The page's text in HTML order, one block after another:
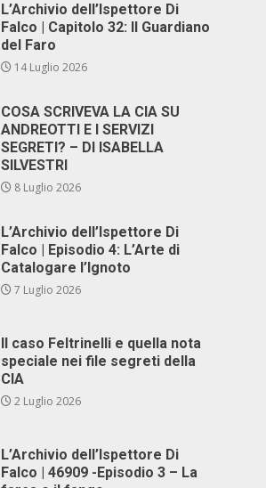
L’Archivio dell’Ispettore Di
Falco | Capitolo 32: Il Guardiano
del Faro
14 Luglio 2026
COSA SCRIVEVA LA CIA SU
ANDREOTTI E I SERVIZI
SEGRETI? – DI ISABELLA
SILVESTRI
8 Luglio 2026
L’Archivio dell’Ispettore Di
Falco | Episodio 4: L’Arte di
Catalogare l’Ignoto
7 Luglio 2026
Il caso Feltrinelli e quella nota
speciale nei file segreti della
CIA
2 Luglio 2026
L’Archivio dell’Ispettore Di
Falco | 46909 -Episodio 3 – La